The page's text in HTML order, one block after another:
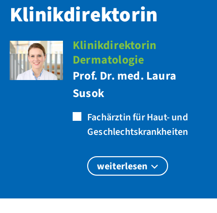
Klinikdirektorin
Klinikdirektorin
Dermatologie
Prof. Dr. med. Laura
Susok
Fachärztin für Haut- und
Geschlechtskrankheiten
weiterlesen